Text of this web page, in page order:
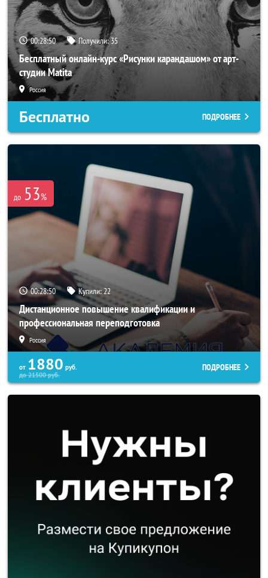
00:28:47 Получили:35
Бесплатный онлайн-курс «Рисунки карандашом» от арт-
студии Matita
Россия
Бесплатно ПОДРОБНЕЕ
до 53%
00:28:47 Купили:22
Дистанционное повышение квалификации и
профессиональная переподготовка
Россия
от 1880 руб.
до21500руб.
ПОДРОБНЕЕ